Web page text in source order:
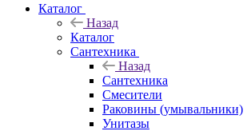
Каталог
Назад
Каталог
Сантехника
Назад
Сантехника
Смесители
Раковины (умывальники)
Унитазы